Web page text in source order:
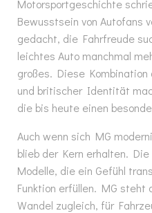
Motorsportgeschichte
Bewusstsein von Autofans
gedacht, die Fahrfreude
leichtes Auto manchmal
großes. Diese
und britischer Identität
die bis heute einen
Auch wenn sich MG
blieb der Kern erhalten.
Modelle, die ein Gefühl
Funktion erfüllen. MG
Wandel zugleich, für